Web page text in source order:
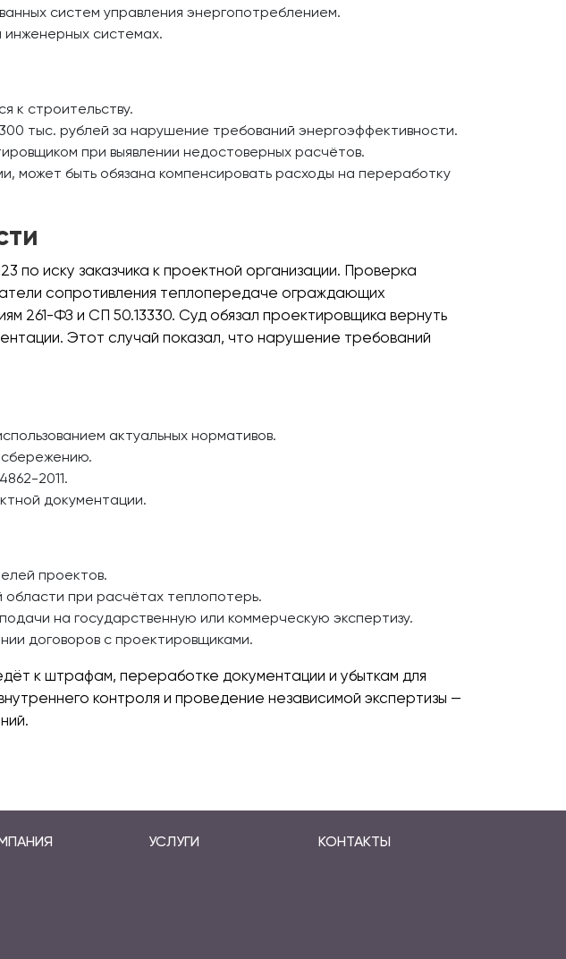
систем управления энергопотреблением.
инженерных системах.
к строительству.
тыс. рублей за нарушение требований энергоэффективности.
при выявлении недостоверных расчётов.
может быть обязана компенсировать расходы на переработку
иску заказчика к проектной организации. Проверка
сопротивления теплопередаче ограждающих
261-ФЗ и СП 50.13330. Суд обязал проектировщика вернуть
Этот случай показал, что нарушение требований
актуальных нормативов.
2011.
документации.
проектов.
при расчётах теплопотерь.
на государственную или коммерческую экспертизу.
договоров с проектировщиками.
к штрафам, переработке документации и убыткам для
контроля и проведение независимой экспертизы —
УСЛУГИ КОНТАКТЫ